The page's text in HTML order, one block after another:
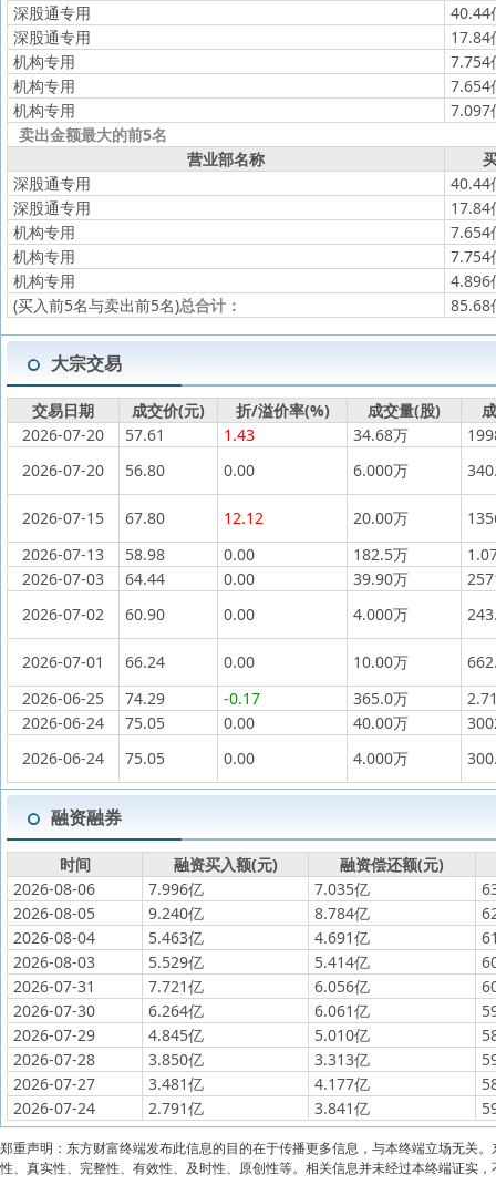
深股通专用
40.44
深股通专用
17.84
机构专用
7.754
机构专用
7.654
机构专用
7.097
卖出金额最大的前5名
营业部名称
深股通专用
40.44
深股通专用
17.84
机构专用
7.654
机构专用
7.754
机构专用
4.896
(买入前5名与卖出前5名)总合计： 85.68
大宗交易
交易日期 成交价(元) 折/溢价率(%) 成交量(股)
2026-07-20
57.61 1.43 34.68万
2026-07-20
56.80 0.00 6.000万
2026-07-15 67.80 12.12 20.00万
2026-07-13
58.98 0.00 182.5万
2026-07-03
64.44 0.00 39.90万
2026-07-02
60.90 0.00 4.000万
2026-07-01 66.24 0.00 10.00万
2026-06-25
74.29 -0.17 365.0万
2026-06-24
75.05 0.00 40.00万
2026-06-24
75.05 0.00 4.000万
融资融券
时间 融资买入额(元)
融资偿还额(元)
2026-08-06
7.996亿 7.035亿
2026-08-05
9.240亿 8.784亿
2026-08-04
5.463亿 4.691亿
2026-08-03
5.529亿 5.414亿
2026-07-31
7.721亿 6.056亿
2026-07-30
6.264亿 6.061亿
2026-07-29
4.845亿 5.010亿
2026-07-28
3.850亿 3.313亿
2026-07-27
3.481亿 4.177亿
2026-07-24
2.791亿 3.841亿
郑重声明：东方财富终端发布此信息的目的在于传播更多信息，与本终端立场无关
性、真实性、完整性、有效性、及时性、原创性等。相关信息并未经过本终端证实